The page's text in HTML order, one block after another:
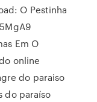
O Pestinha
Em O
online
do paraiso
do paraíso